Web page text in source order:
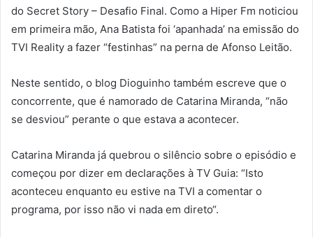
do Secret Story – Desafio Final. Como a Hiper Fm noticiou
em primeira mão, Ana Batista foi ‘apanhada’ na emissão do
TVI Reality a fazer “festinhas” na perna de Afonso Leitão.
Neste sentido, o blog Dioguinho também escreve que o
concorrente, que é namorado de Catarina Miranda, “não
se desviou” perante o que estava a acontecer.
Catarina Miranda já quebrou o silêncio sobre o episódio e
começou por dizer em declarações à TV Guia: “Isto
aconteceu enquanto eu estive na TVI a comentar o
programa, por isso não vi nada em direto“.